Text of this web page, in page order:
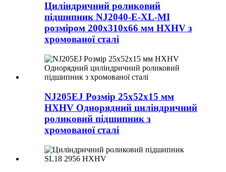
Циліндричний роликовий
підшипник NJ2040-E-XL-MI
розміром 200x310x66 мм HXHV з
хромованої сталі
NJ205EJ Розмір 25x52x15 мм
HXHV Однорядний циліндричний
роликовий підшипник з
хромованої сталі